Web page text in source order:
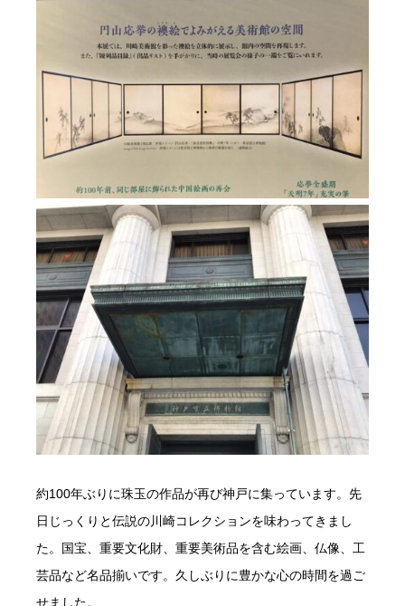
約100年ぶりに珠玉の作品が再び神戸に集っています。先
日じっくりと伝説の川崎コレクションを味わってきまし
た。国宝、重要文化財、重要美術品を含む絵画、仏像、工
芸品など名品揃いです。久しぶりに豊かな心の時間を過ご
せました。